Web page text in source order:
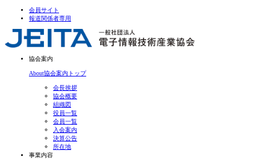
会員サイト
報道関係者専用
協会案内
About協会案内トップ
会長挨拶
協会概要
組織図
役員一覧
会員一覧
入会案内
決算公告
所在地
事業内容